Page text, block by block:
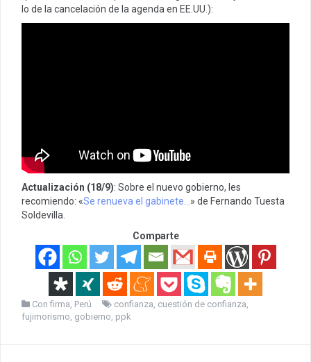
lo de la cancelación de la agenda en EE.UU.):
Actualización (18/9): Sobre el nuevo gobierno, les
recomiendo: «Se renueva el gabinete… » de Fernando Tuesta
Soldevilla.
Comparte
Con firma Perú confianza cuestión de confianza
fujimorismo gobierno ppk